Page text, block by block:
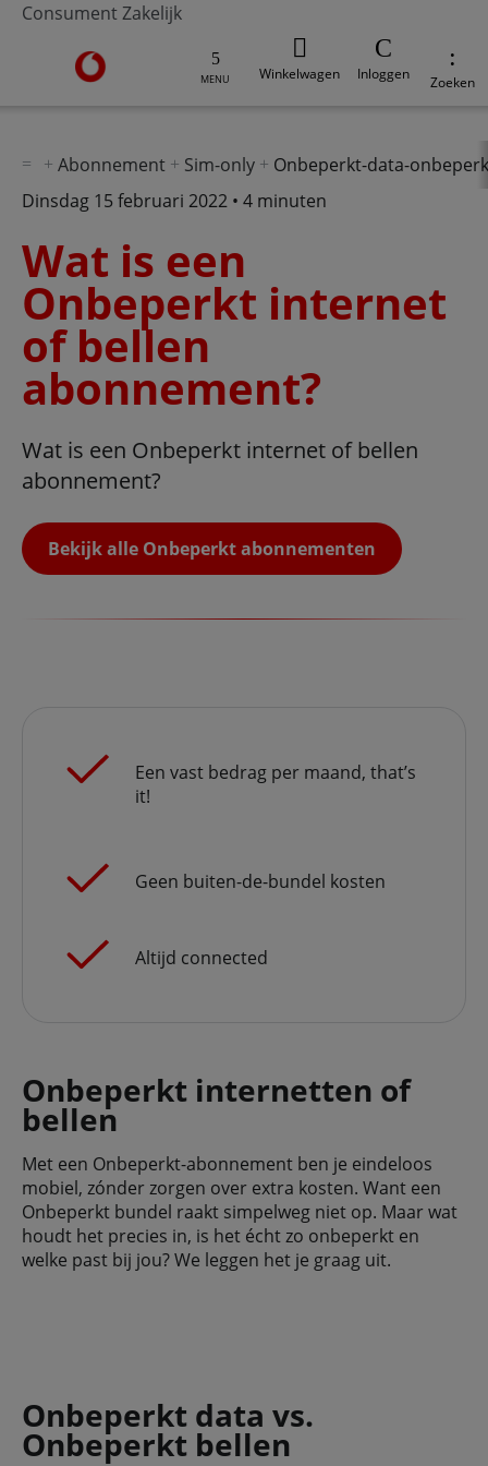
Consument Zakelijk
Ga naar de Vodafone homepage
MENU Winkelwagen Inloggen Zoeken
Abonnement Sim-only
Onbeperkt-data-
Dinsdag 15 februari 2022 • 4 minuten
Wat is een
Onbeperkt internet
of bellen
abonnement?
Wat is een Onbeperkt internet of bellen
abonnement?
Bekijk alle Onbeperkt abonnementen
Een vast bedrag per maand, that’s
it!
Geen buiten-de-bundel kosten
Altijd connected
Onbeperkt internetten of
bellen
Met een Onbeperkt-abonnement ben je eindeloos
mobiel, zónder zorgen over extra kosten. Want een
Onbeperkt bundel raakt simpelweg niet op. Maar wat
houdt het precies in, is het écht zo onbeperkt en
welke past bij jou? We leggen het je graag uit.
Onbeperkt data vs.
Onbeperkt bellen